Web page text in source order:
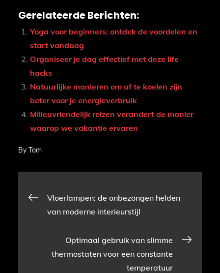
Gerelateerde Berichten:
Yoga voor beginners: ontdek de voordelen en
start vandaag
Organiseer je dag effectief met deze life
hacks
Natuurlijke manieren om af te koelen zijn
beter voor je energieverbruik
Milieuvriendelijk reizen verandert de manier
waarop we vakantie ervaren
ByTom
Bericht
Vloerlampen: de onbezongen helden
van moderne interieurstijl
Optimaal gebruik van slimme
thermostaten voor een constante
temperatuur